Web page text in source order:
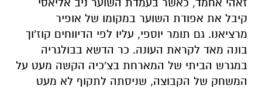
במגרש הביתי של המארחת בצ'כיה הקשה מעט על
המשחק של הקבוצה, שניסתה לתקוף לא מעט
והגיע פעם אחר פעם לרחבת היריבה.
עם זאת, במחצית הראשונה, ולאחר ששער של
חטואל נפסל - הייתה זאת דווקא המארחת שעלתה